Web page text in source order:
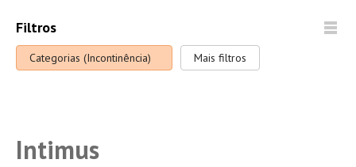
Filtros
Categorias (Incontinência) Mais filtros
Intimus